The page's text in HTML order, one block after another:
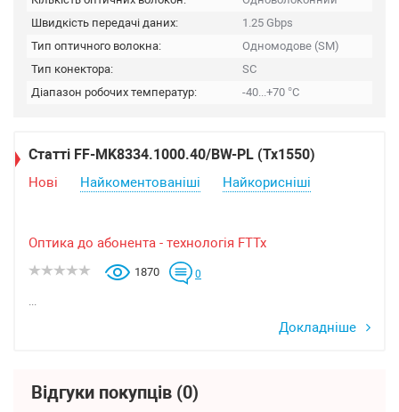
Швидкість передачі даних:
1.25 Gbps
Тип оптичного волокна:
Одномодове (SM)
Тип конектора:
SC
Діапазон робочих температур:
-40...+70 °C
Статті FF-MK8334.1000.40/BW-PL (Tx1550)
Нові Найкоментованіші Найкорисніші
Оптика до абонента - технологія FTTx
1870 0
...
Докладніше
Відгуки покупців (0)